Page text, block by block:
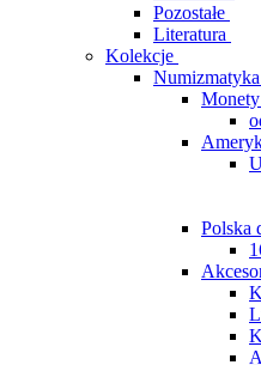
Pozostałe
Literatura
Kolekcje
Numizmatyka
Monety
Polska